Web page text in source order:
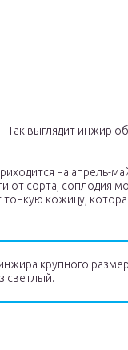
Так выглядит инжир
на апрель-
от сорта, соплодия
кожицу,
крупного
светлый.